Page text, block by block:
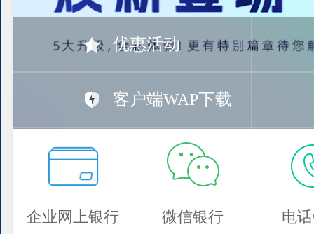
优惠活动
客户端WAP下载
企业网上银行 微信银行 电